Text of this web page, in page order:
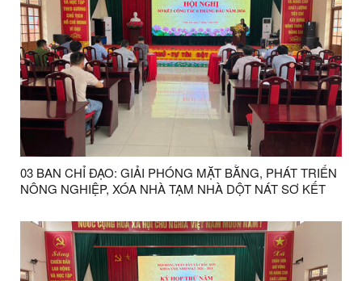
03 BAN CHỈ ĐẠO: GIẢI PHÓNG MẶT BẰNG, PHÁT TRIỂN
NÔNG NGHIỆP, XÓA NHÀ TẠM NHÀ DỘT NÁT SƠ KẾT